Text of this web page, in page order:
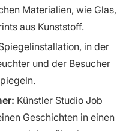
Materialien, wie Glas,
aus Kunststoff.
in der
und der Besucher
Künstler Studio Job
Geschichten in einen